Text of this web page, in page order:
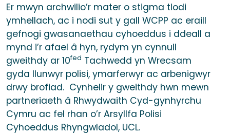
Er mwyn archwilio’r mater o stigma tlodi
ymhellach, ac i nodi sut y gall WCPP ac eraill
gefnogi gwasanaethau cyhoeddus i ddeall a
mynd i’r afael â hyn, rydym yn cynnull
gweithdy ar 10fed Tachwedd yn Wrecsam
gyda llunwyr polisi, ymarferwyr ac arbenigwyr
drwy brofiad. Cynhelir y gweithdy hwn mewn
partneriaeth â Rhwydwaith Cyd-gynhyrchu
Cymru ac fel rhan o’r Arsyllfa Polisi
Cyhoeddus Rhyngwladol, UCL.